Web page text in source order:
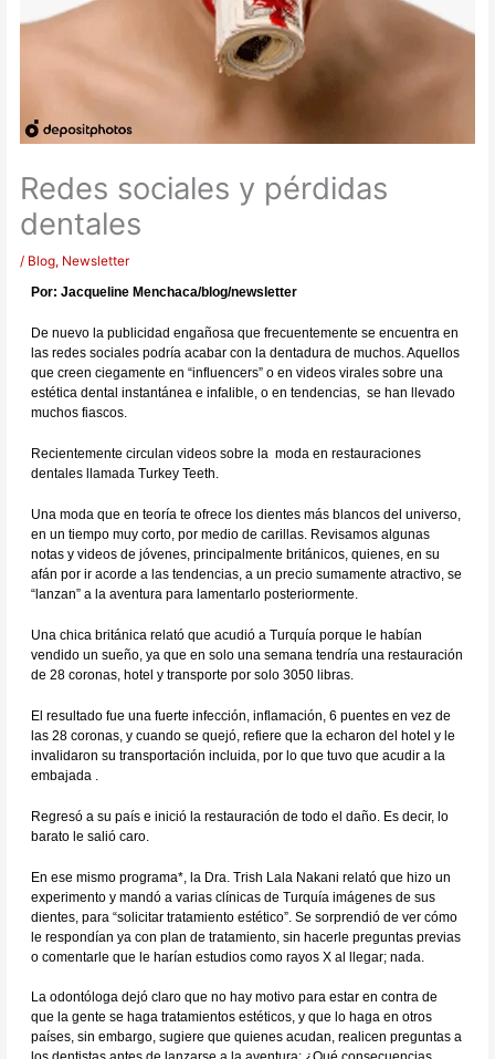
Redes sociales y pérdidas
dentales
/ Blog, Newsletter
Por: Jacqueline Menchaca/blog/newsletter
De nuevo la publicidad engañosa que frecuentemente se encuentra en
las redes sociales podría acabar con la dentadura de muchos. Aquellos
que creen ciegamente en “influencers” o en videos virales sobre una
estética dental instantánea e infalible, o en tendencias, se han llevado
muchos fiascos.
Recientemente circulan videos sobre la moda en restauraciones
dentales llamada Turkey Teeth.
Una moda que en teoría te ofrece los dientes más blancos del universo,
en un tiempo muy corto, por medio de carillas. Revisamos algunas
notas y videos de jóvenes, principalmente británicos, quienes, en su
afán por ir acorde a las tendencias, a un precio sumamente atractivo, se
“lanzan” a la aventura para lamentarlo posteriormente.
Una chica británica relató que acudió a Turquía porque le habían
vendido un sueño, ya que en solo una semana tendría una restauración
de 28 coronas, hotel y transporte por solo 3050 libras.
El resultado fue una fuerte infección, inflamación, 6 puentes en vez de
las 28 coronas, y cuando se quejó, refiere que la echaron del hotel y le
invalidaron su transportación incluida, por lo que tuvo que acudir a la
embajada .
Regresó a su país e inició la restauración de todo el daño. Es decir, lo
barato le salió caro.
En ese mismo programa*, la Dra. Trish Lala Nakani relató que hizo un
experimento y mandó a varias clínicas de Turquía imágenes de sus
dientes, para “solicitar tratamiento estético”. Se sorprendió de ver cómo
le respondían ya con plan de tratamiento, sin hacerle preguntas previas
o comentarle que le harían estudios como rayos X al llegar; nada.
La odontóloga dejó claro que no hay motivo para estar en contra de
que la gente se haga tratamientos estéticos, y que lo haga en otros
países, sin embargo, sugiere que quienes acudan, realicen preguntas a